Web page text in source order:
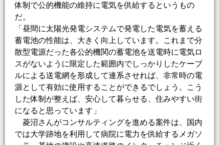
体制で公的機能の維持に電気を供給するというもの
だ。
「昼間に太陽光発電システムで発電した電気を蓄える
蓄電池の性能は、大きく向上しています。これまで分
散型電源だった各公的機関の蓄電池を送電時に電気ロ
スがないように限定した範囲内でしっかりしたケーブ
ルによる送電網を形成して連系させれば、非常時の電
源として有効に使用することができるでしょう。こう
した体制が整えば、安心して暮らせる、住みやすい街
になると思っています」
菱沼さんがコンサルティングを進める案件は、国内
では大学跡地を利用して病院に電力を供給するメガソ